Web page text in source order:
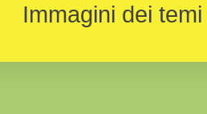
Immagini dei